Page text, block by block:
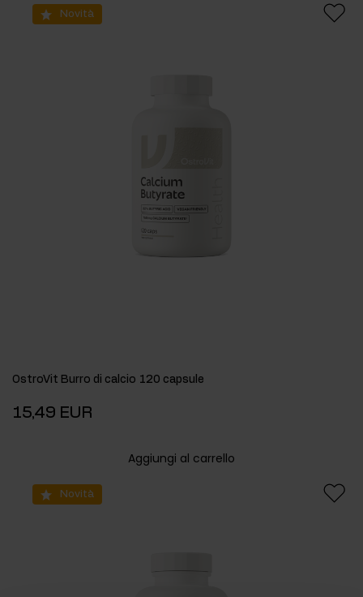
Novità
OstroVit Burro di calcio 120 capsule
15,49 EUR
Aggiungi al carrello
Novità